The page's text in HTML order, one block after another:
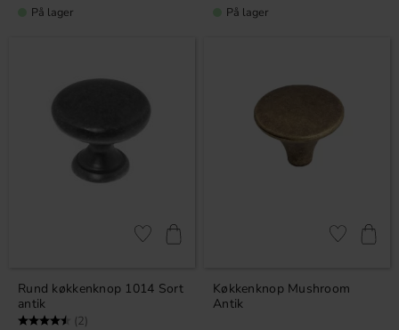
På lager På lager
Rund køkkenknop 1014 Sort
antik
Vurdering: (2)
Gem som favorit
Køkkenknop Mushroom
Antik
Gem som